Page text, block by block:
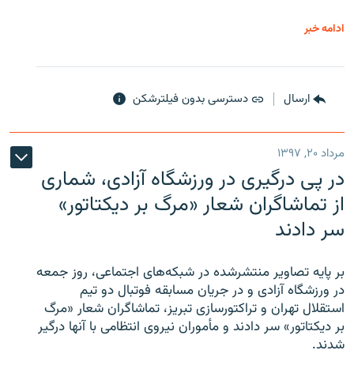
ادامه خبر
ارسال دسترسی بدون فیلترشکن
مرداد ۲۰, ۱۳۹۷
در پی درگیری در ورزشگاه آزادی، شماری
از تماشاگران شعار «مرگ بر دیکتاتور»
سر دادند
بر پایه تصاویر منتشرشده در شبکه‌های اجتماعی، روز جمعه
در ورزشگاه آزادی و در جریان مسابقه فوتبال دو تیم
استقلال تهران و تراکتورسازی تبریز، تماشاگران شعار «مرگ
بر دیکتاتور» سر دادند و مأموران نیروی انتظامی با آنها درگیر
شدند.